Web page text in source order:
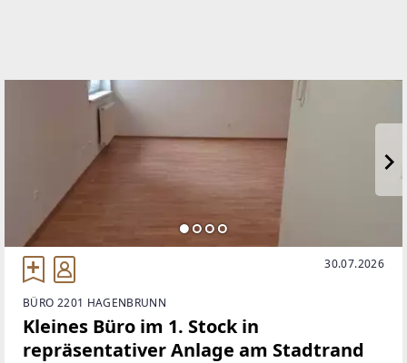
30.07.2026
BÜRO 2201 HAGENBRUNN
Kleines Büro im 1. Stock in
repräsentativer Anlage am Stadtrand